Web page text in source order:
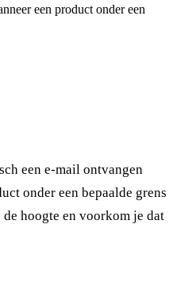
een product onder een
een e-mail ontvangen
onder een bepaalde grens
hoogte en voorkom je dat